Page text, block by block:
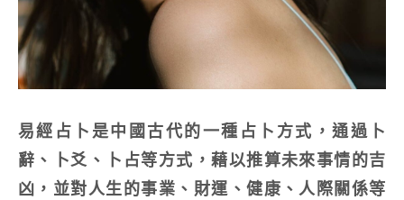
易經占卜是中國古代的一種占卜方式，通過卜
辭、卜爻、卜占等方式，藉以推算未來事情的吉
凶，並對人生的事業、財運、健康、人際關係等